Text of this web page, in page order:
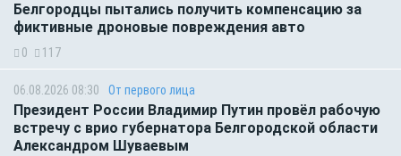
Белгородцы пытались получить компенсацию за
фиктивные дроновые повреждения авто
0 117
06.08.2026 08:30 От первого лица
Президент России Владимир Путин провёл рабочую
встречу с врио губернатора Белгородской области
Александром Шуваевым